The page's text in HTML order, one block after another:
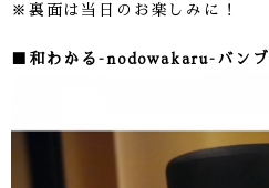
※裏面は当日のお楽しみに！
■和わかる-nodowakaru-バン